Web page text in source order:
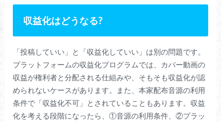
収益化はどうなる?
「投稿していい」と「収益化していい」は別の問題です。
プラットフォームの収益化プログラムでは、カバー動画の
収益が権利者と分配される仕組みや、そもそも収益化が認
められないケースがあります。また、本家配布音源の利用
条件で「収益化不可」とされていることもあります。収益
化を考える段階になったら、①音源の利用条件、②プラッ